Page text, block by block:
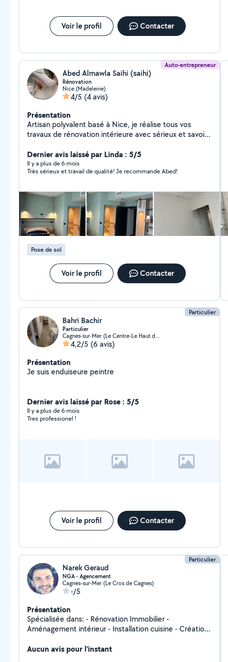
Voir le profil Contacter
Auto-entrepreneur
Abed Almawla Saihi (saihi)
Rénovation
Nice (Madeleine)
4/5 (4 avis)
Présentation
Artisan polyvalent basé à Nice, je réalise tous vos
travaux de rénovation intérieure avec sérieux et savoir-
papier peint, montage de cuisine, travaux de plomberie
je m'occupe de tout, du sol au plafond. Chaque
chantier est réalisé avec soin, propreté et dans le
qui correspond pleinement à vos attentes. Je me
déplace dans tout le département des Alpes-
Maritimes. Devis rapide et gratuit. Contactez-moi pour
discuter de votre projet.
Dernier avis laissé par Linda : 5/5
Il y a plus de 6 mois
Très sérieux et travail de qualité! Je recommande Abed!
Pose de sol
Voir le profil Contacter
Particulier
Bahri Bachir
Particulier
Cagnes-sur-Mer (Le Centre-Le Haut de Cagnes)
4,2/5 (6 avis)
Présentation
Je suis enduiseure peintre
Dernier avis laissé par Rose : 5/5
Il y a plus de 6 mois
Tres professionel !
Voir le profil Contacter
Particulier
Narek Geraud
NGA - Agencement
Cagnes-sur-Mer (Le Cros de Cagnes)
-/5
Présentation
Spécialisée dans: - Rénovation Immobilier -
Aménagement intérieur - Installation cuisine - Création
au meilleur tarifs. A très bientôt.
Aucun avis pour l'instant